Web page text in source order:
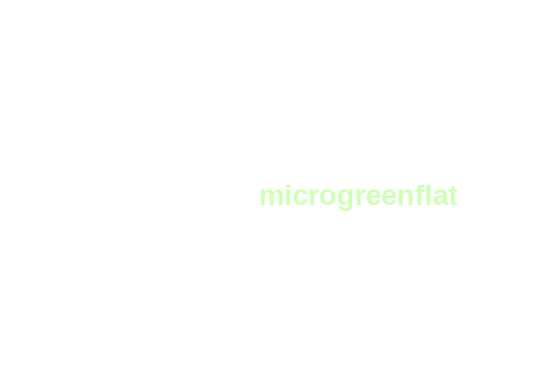
microgreenflat